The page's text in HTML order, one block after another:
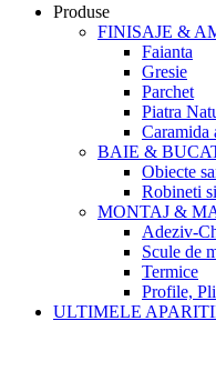
Produse
FINISAJE &
Faianta
Gresie
Parchet
Piatra
Caramida
BAIE &
Obiecte
Robineti
MONTAJ &
Adeziv-
Scule de
Termice
Profile,
ULTIMELE